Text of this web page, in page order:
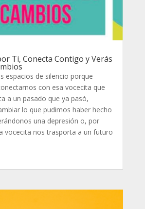
Ti, Conecta Contigo y Verás
espacios de silencio porque
con esa vocecita que
a un pasado que ya pasó,
lo que pudimos haber hecho
una depresión o, por
vocecita nos trasporta a un futuro